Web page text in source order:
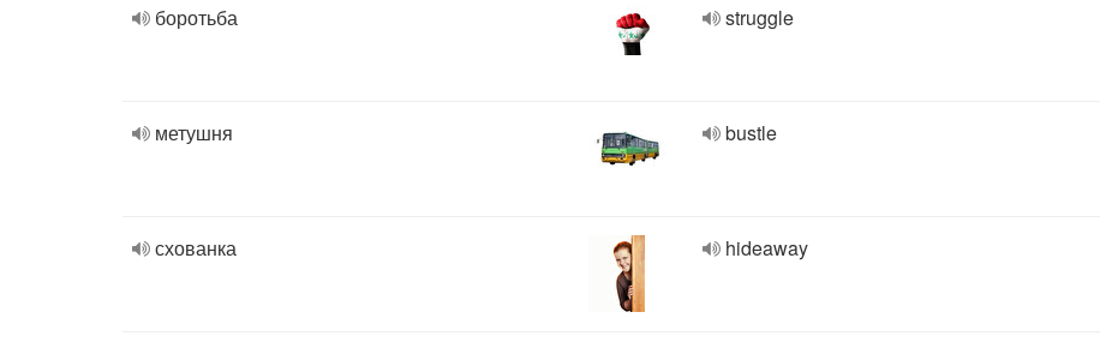
боротьба struggle
метушня bustle
схованка hideaway